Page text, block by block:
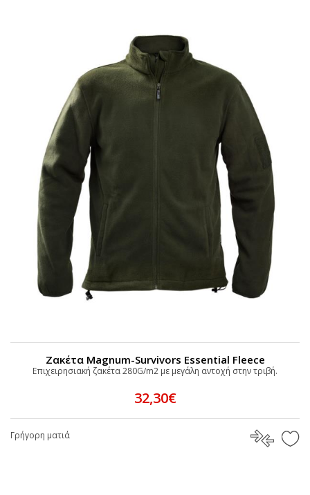
Ζακέτα Magnum-Survivors Essential Fleece
Επιχειρησιακή ζακέτα 280G/m2 με μεγάλη αντοχή στην τριβή.
32,30€
Γρήγορη ματιά